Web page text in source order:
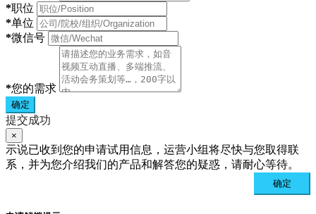
*职位
*单位
*微信号
*您的需求
确定
提交成功
×
示说已收到您的申请试用信息，运营小组将尽快与您取得联
系，并为您介绍我们的产品和解答您的疑惑，请耐心等待。
确定